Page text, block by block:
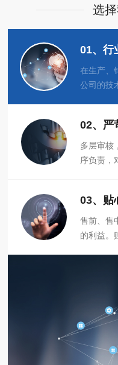
采样探头、管
选
01、行
在生产、
公司的技
02、严
多层审核
序负责，
03、贴
售前、售
的利益。